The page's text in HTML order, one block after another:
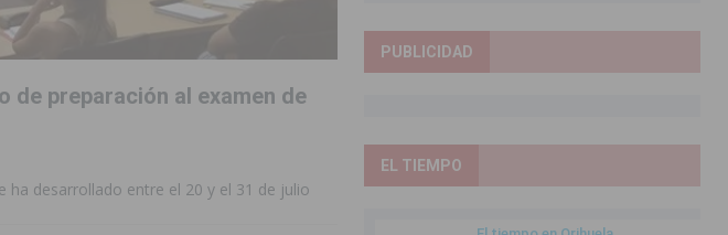
de preparación al examen de
ha desarrollado entre el 20 y el 31 de julio
PUBLICIDAD
EL TIEMPO